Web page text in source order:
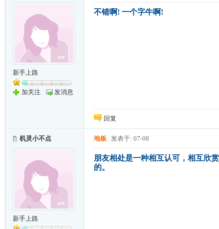
新手上路
加关注 发消息
不错啊! 一个字牛啊!
回复
机灵小不点
新手上路
地板 发表于: 07-08
朋友相处是一种相互认可，相互欣
的。